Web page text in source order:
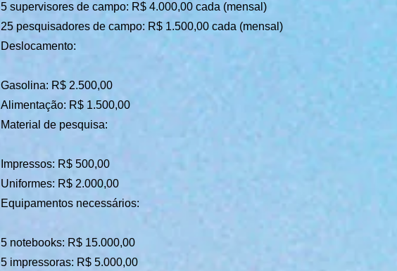
5 supervisores de campo: R$ 4.000,00 cada (mensal)
25 pesquisadores de campo: R$ 1.500,00 cada (mensal)
Deslocamento:
Gasolina: R$ 2.500,00
Alimentação: R$ 1.500,00
Material de pesquisa:
Impressos: R$ 500,00
Uniformes: R$ 2.000,00
Equipamentos necessários:
5 notebooks: R$ 15.000,00
5 impressoras: R$ 5.000,00